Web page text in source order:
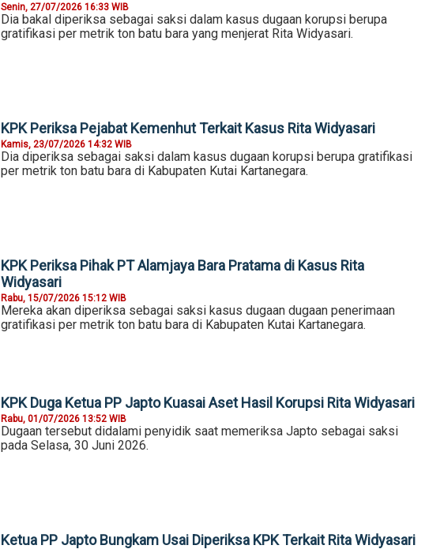
Senin, 27/07/2026 16:33 WIB
Dia bakal diperiksa sebagai saksi dalam kasus dugaan korupsi berupa
gratifikasi per metrik ton batu bara yang menjerat Rita Widyasari.
KPK Periksa Pejabat Kemenhut Terkait Kasus Rita Widyasari
Kamis, 23/07/2026 14:32 WIB
Dia diperiksa sebagai saksi dalam kasus dugaan korupsi berupa gratifikasi
per metrik ton batu bara di Kabupaten Kutai Kartanegara.
KPK Periksa Pihak PT Alamjaya Bara Pratama di Kasus Rita
Widyasari
Rabu, 15/07/2026 15:12 WIB
Mereka akan diperiksa sebagai saksi kasus dugaan dugaan penerimaan
gratifikasi per metrik ton batu bara di Kabupaten Kutai Kartanegara.
KPK Duga Ketua PP Japto Kuasai Aset Hasil Korupsi Rita Widyasari
Rabu, 01/07/2026 13:52 WIB
Dugaan tersebut didalami penyidik saat memeriksa Japto sebagai saksi
pada Selasa, 30 Juni 2026.
Ketua PP Japto Bungkam Usai Diperiksa KPK Terkait Rita Widyasari